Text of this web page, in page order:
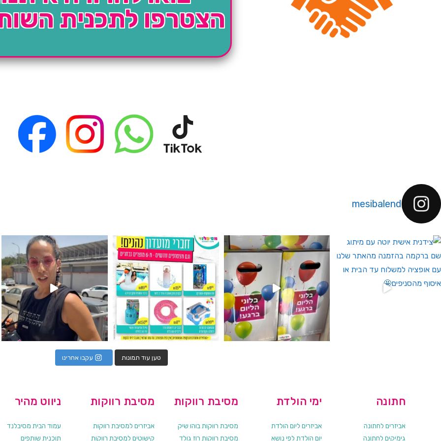
הצטרפו לתכנית
mesibalend
לחברי מועדון ומצטרפים חדשים🤍מבצעים מיוחדים רק לחברי מועדון שלנו ❤️🌟מטף כיבוי אש לגילוי מין העובר רק במסיבלנד !! קייםכוס נירוסטה ענקית שכול אחד צריך! קיימת באתר
המוצר הכי מבוקש
טען עוד תמונות עקבו אחרינו
ניווט מהיר
עמוד הבית מסיבלנד
תוכנית שותפים
מסיבת רווקות
אביזרים למסיבת רווקות
קישוטים למסיבת רווקות
מסיבת רווקות
מסיבת רווקות בוהו שיק
מסיבת רווקות רוז גולד
ימי הולדת
אביזרים ליום הולדת
יום הולדת לפי נושא
חתונה
אביזרים לחתונה
גימיקים לחתונה